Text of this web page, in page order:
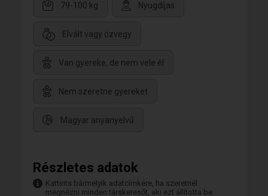
79-100 kg Nyugdíjas
Elvált vagy özvegy
Van gyereke, de nem vele él
Nem szeretne gyereket
Magyar anyanyelvű
Részletes adatok
Kattints bármelyik adatcímkére, ha szeretnél
megnézni minden társkeresőt, aki ezt állította be.